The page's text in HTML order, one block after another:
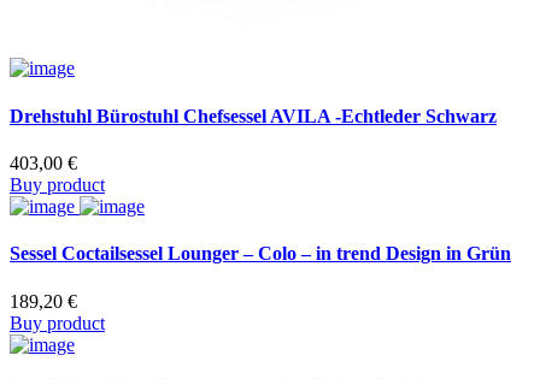
Drehstuhl Bürostuhl Chefsessel AVILA -Echtleder Schwarz
403,00 €
Buy product
Sessel Coctailsessel Lounger – Colo – in trend Design in Grün
189,20 €
Buy product